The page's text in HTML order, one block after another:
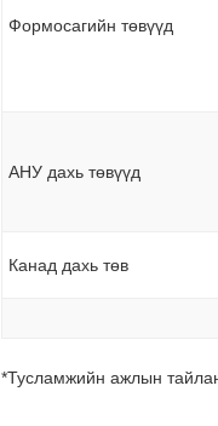
Формосагийн төвүүд
АНУ дахь төвүүд
Канад дахь төв
*Тусламжийн ажлын